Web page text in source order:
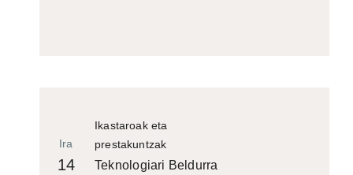
Ikastaroak eta
prestakuntzak
Ira
14
Teknologiari Beldurra